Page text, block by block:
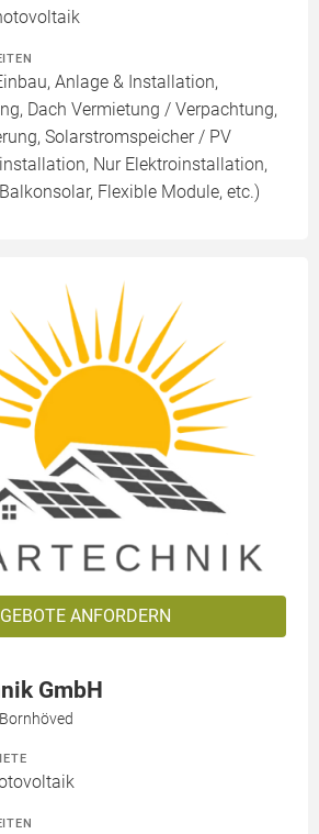
Anlage & Installation,
Dach Vermietung / Verpachtung,
Solarstromspeicher / PV
Nur Elektroinstallation,
Flexible Module, etc.)
ANFORDERN
GmbH